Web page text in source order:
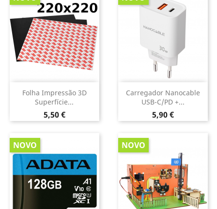
Folha Impressão 3D
Superfície...
Preço
5,50 €
Carregador Nanocable
USB-C/PD +...
Preço
5,90 €
NOVO NOVO